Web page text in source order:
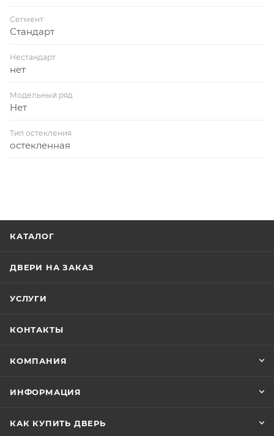
Сегмент
Стандарт
Нестандарт
нет
Модельный ряд
Нет
Тип остекления
остекленная
КАТАЛОГ
ДВЕРИ НА ЗАКАЗ
УСЛУГИ
КОНТАКТЫ
КОМПАНИЯ
ИНФОРМАЦИЯ
КАК КУПИТЬ ДВЕРЬ